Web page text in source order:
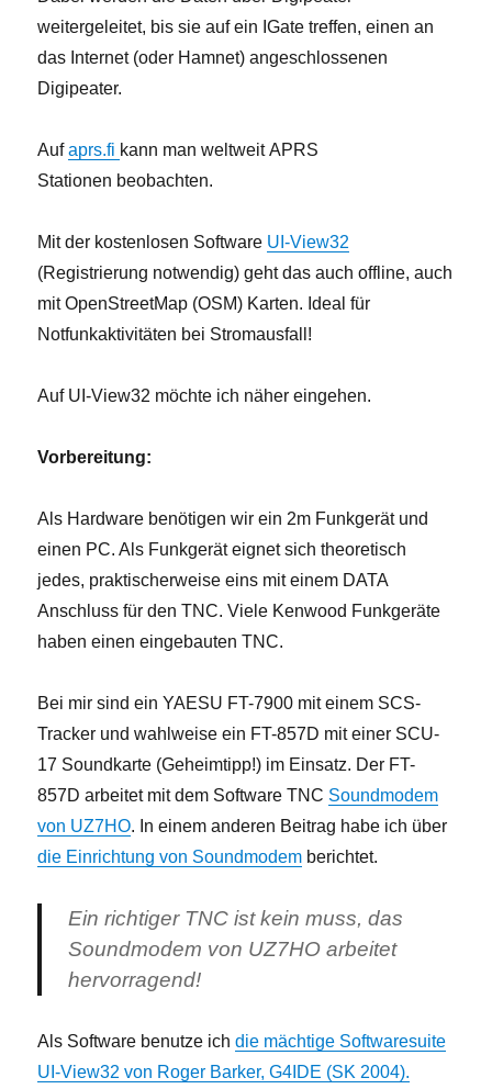
weitergeleitet, bis sie auf ein IGate treffen, einen an
das Internet (oder Hamnet) angeschlossenen
Digipeater.
Aufaprs.fi kann man weltweit APRS
Stationen beobachten.
Mit der kostenlosen Software UI-View32
(Registrierung notwendig) geht das auch offline, auch
mit OpenStreetMap (OSM) Karten. Ideal für
Notfunkaktivitäten bei Stromausfall!
Auf UI-View32 möchte ich näher eingehen.
Vorbereitung:
Als Hardware benötigen wir ein 2m Funkgerät und
einen PC. Als Funkgerät eignet sich theoretisch
jedes, praktischerweise eins mit einem DATA
Anschluss für den TNC. Viele Kenwood Funkgeräte
haben einen eingebauten TNC.
Bei mir sind ein YAESU FT-7900 mit einem SCS-
Tracker und wahlweise ein FT-857D mit einer SCU-
17 Soundkarte (Geheimtipp!) im Einsatz. Der FT-
857D arbeitet mit dem Software TNC Soundmodem
von UZ7HO. In einem anderen Beitrag habe ich über
die Einrichtung von Soundmodem berichtet.
Ein richtiger TNC ist kein muss, das
Soundmodem von UZ7HO arbeitet
hervorragend!
Als Software benutze ichdie mächtige Softwaresuite
UI-View32 von Roger Barker, G4IDE (SK 2004).